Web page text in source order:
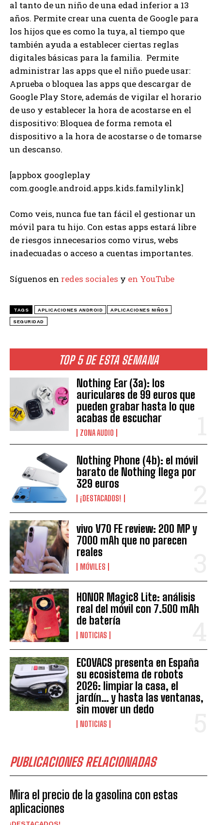
TOP 5 DE ESTA SEMANA
Nothing Ear (3a): los
auriculares de 99 euros que
pueden grabar hasta lo que
acabas de escuchar
ZONA AUDIO
Nothing Phone (4b): el móvil
barato de Nothing llega por
329 euros
¡DESTACADOS!
vivo V70 FE review: 200 MP y
7000 mAh que no parecen
reales
MÓVILES
HONOR Magic8 Lite: análisis
real del móvil con 7.500 mAh
de batería
NOTICIAS
ECOVACS presenta en España
su ecosistema de robots
2026: limpiar la casa, el
jardín… y hasta las ventanas,
sin mover un dedo
NOTICIAS
PUBLICACIONES RELACIONADAS
Mira el precio de la gasolina con estas
aplicaciones
al tanto de un niño de una edad inferior a 13
años. Permite crear una cuenta de Google para
los hijos que es como la tuya, al tiempo que
también ayuda a establecer ciertas reglas
digitales básicas para la familia. Permite
administrar las apps que el niño puede usar:
Aprueba o bloquea las apps que descargar de
Google Play Store, además de vigilar el horario
de uso y establecer la hora de acostarse en el
dispositivo: Bloquea de forma remota el
dispositivo a la hora de acostarse o de tomarse
un descanso.
[appbox googleplay
com.google.android.apps.kids.familylink]
Como veis, nunca fue tan fácil el gestionar un
móvil para tu hijo. Con estas apps estará libre
de riesgos innecesarios como virus, webs
inadecuadas o acceso a cuentas importantes.
Síguenos en redes sociales y en YouTube
TAGS APLICACIONES ANDROID APLICACIONES NIÑOS
SEGURIDAD